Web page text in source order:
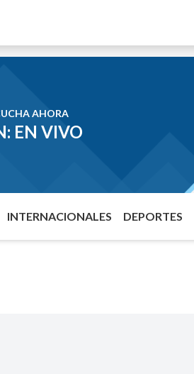
AHORA
EN VIVO
INTERNACIONALES DEPORTES